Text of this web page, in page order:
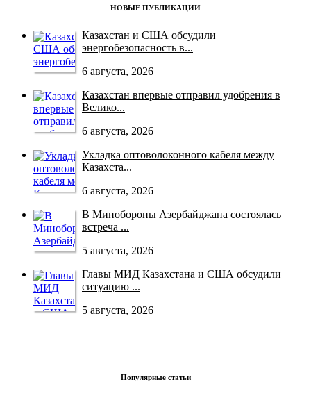
НОВЫЕ ПУБЛИКАЦИИ
Казахстан и США обсудили
энергобезопасность в...
6 августа, 2026
Казахстан впервые отправил удобрения в
Велико...
6 августа, 2026
Укладка оптоволоконного кабеля между
Казахста...
6 августа, 2026
В Минобороны Азербайджана состоялась
встреча ...
5 августа, 2026
Главы МИД Казахстана и США обсудили
ситуацию ...
5 августа, 2026
Популярные статьи